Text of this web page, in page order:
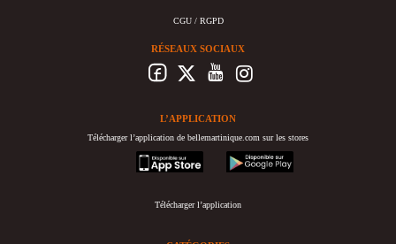
CGU / RGPD
RÉSEAUX SOCIAUX
L’APPLICATION
Télécharger l’application de bellemartinique.com sur les stores
appstore
googleplay
Télécharger l’application